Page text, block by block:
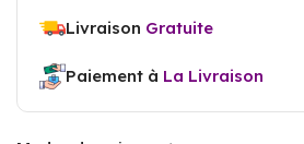
Livraison Gratuite
Paiement à La Livraison